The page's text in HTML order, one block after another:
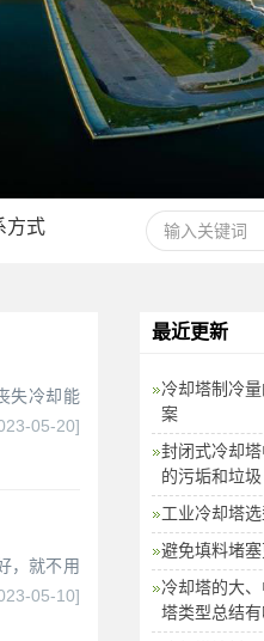
方式
失冷却能
05-20]
，就不用
05-10]
最近更新
冷却塔制冷
案
封闭式冷却
的污垢和垃圾
工业冷却塔
避免填料堵
冷却塔的大
塔类型总结